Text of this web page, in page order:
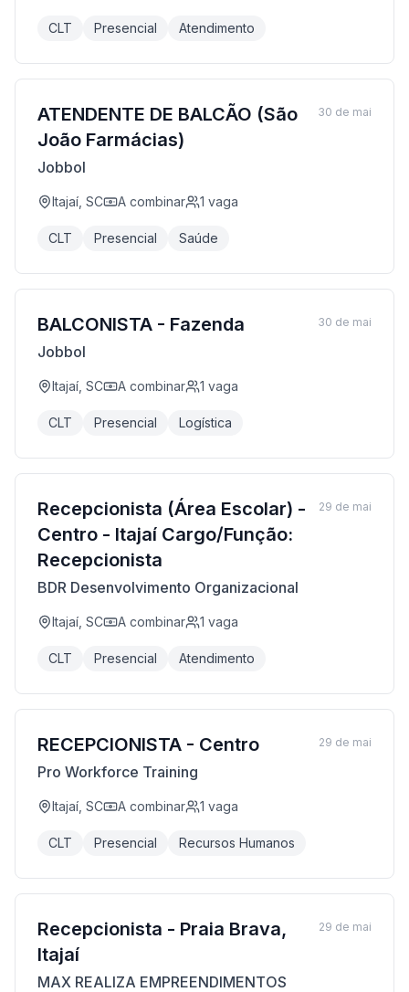
CLT Presencial Atendimento
ATENDENTE DE BALCÃO (São
João Farmácias)
Jobbol
Itajaí, SC A combinar 1 vaga
CLT Presencial Saúde
30 de mai
BALCONISTA - Fazenda
Jobbol
Itajaí, SC A combinar 1 vaga
CLT Presencial Logística
30 de mai
Recepcionista (Área Escolar) -
Centro - Itajaí Cargo/Função:
Recepcionista
BDR Desenvolvimento Organizacional
Itajaí, SC A combinar 1 vaga
CLT Presencial Atendimento
29 de mai
RECEPCIONISTA - Centro
Pro Workforce Training
Itajaí, SC A combinar 1 vaga
CLT Presencial Recursos Humanos
29 de mai
Recepcionista - Praia Brava,
Itajaí
MAX REALIZA EMPREENDIMENTOS
29 de mai